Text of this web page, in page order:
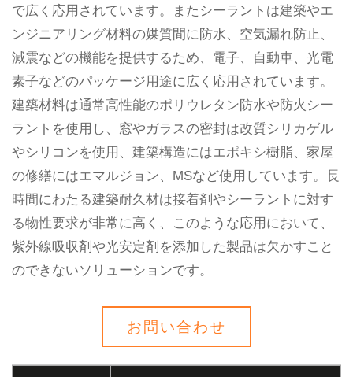
で広く応用されています。またシーラントは建築やエ
ンジニアリング材料の媒質間に防水、空気漏れ防止、
減震などの機能を提供するため、電子、自動車、光電
素子などのパッケージ用途に広く応用されています。
建築材料は通常高性能のポリウレタン防水や防火シー
ラントを使用し、窓やガラスの密封は改質シリカゲル
やシリコンを使用、建築構造にはエポキシ樹脂、家屋
の修繕にはエマルジョン、MSなど使用しています。長
時間にわたる建築耐久材は接着剤やシーラントに対す
る物性要求が非常に高く、このような応用において、
紫外線吸収剤や光安定剤を添加した製品は欠かすこと
のできないソリューションです。
お問い合わせ